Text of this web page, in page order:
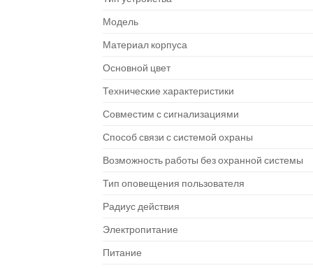
Модель
Материал корпуса
Основной цвет
Технические характеристики
Совместим с сигнализациями
Способ связи с системой охраны
Возможность работы без охранной системы
Тип оповещения пользователя
Радиус действия
Электропитание
Питание